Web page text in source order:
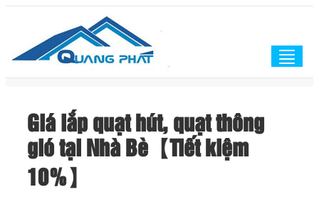
Giá lắp quạt hút, quạt thông
gió tại Nhà Bè【Tiết kiệm
10%】